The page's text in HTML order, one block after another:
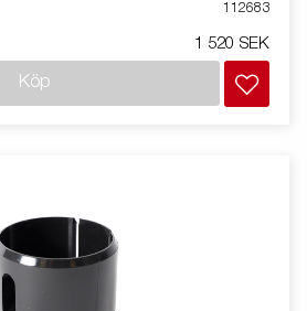
112683
1 520 SEK
Köp